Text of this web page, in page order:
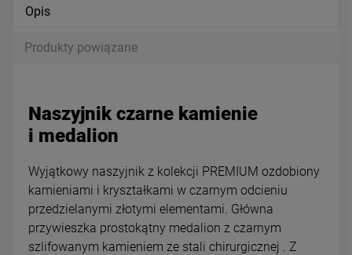
Opis
Produkty powiązane
Naszyjnik czarne kamienie
i medalion
Wyjątkowy naszyjnik z kolekcji PREMIUM ozdobiony
kamieniami i kryształkami w czarnym odcieniu
przedzielanymi złotymi elementami. Główna
przywieszka prostokątny medalion z czarnym
szlifowanym kamieniem ze stali chirurgicznej . Z